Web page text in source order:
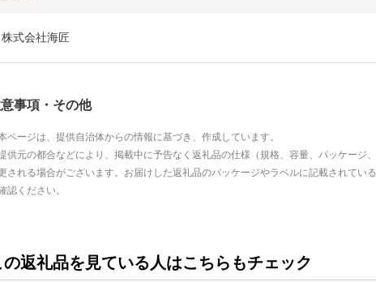
株式会社海匠
事項・その他
ページは、提供自治体からの情報に基づき、作成しています。
供元の都合などにより、掲載中に予告なく返礼品の仕様（規格、容量、パッケージ
される場合がございます。お届けした返礼品のパッケージやラベルに記載されてい
認ください。
の返礼品を見ている人はこちらもチェック